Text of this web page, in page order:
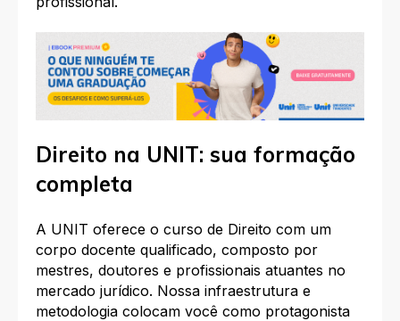
Direito na UNIT: sua formação
completa
A UNIT oferece o curso de Direito com um
corpo docente qualificado, composto por
mestres, doutores e profissionais atuantes no
mercado jurídico. Nossa infraestrutura e
metodologia colocam você como protagonista